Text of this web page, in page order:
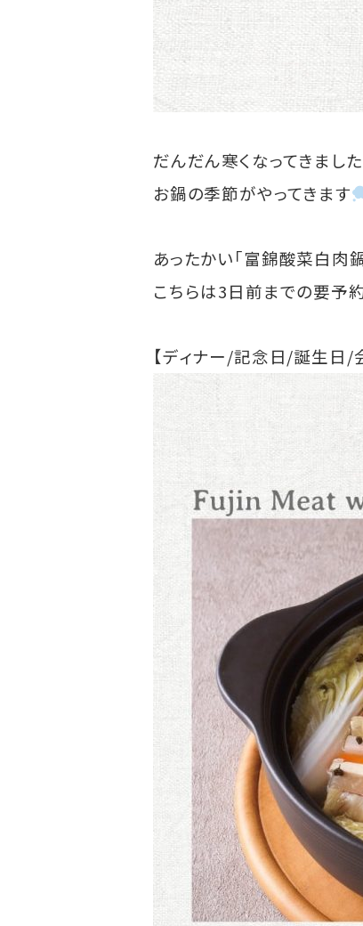
だんだん寒くなってきました
お鍋の季節がやってきます
あったかい「富錦酸菜白肉
こちらは3日前までの要予約
【ディナー/記念日/誕生日